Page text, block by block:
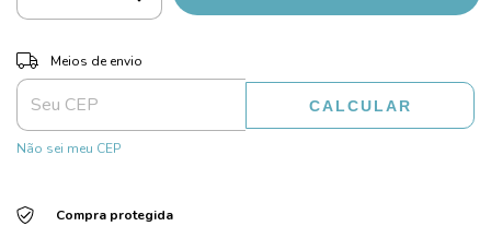
Entregas para o CEP:
Meios de envio
CALCULAR
Não sei meu CEP
Compra protegida